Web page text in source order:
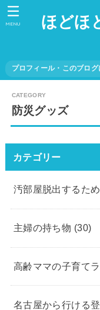
ほどほ
プロフィール・このブログ
MENU
防災グッズ
カテゴリー
汚部屋脱出するた
主婦の持ち物 (30)
高齢ママの子育て
名古屋から行ける